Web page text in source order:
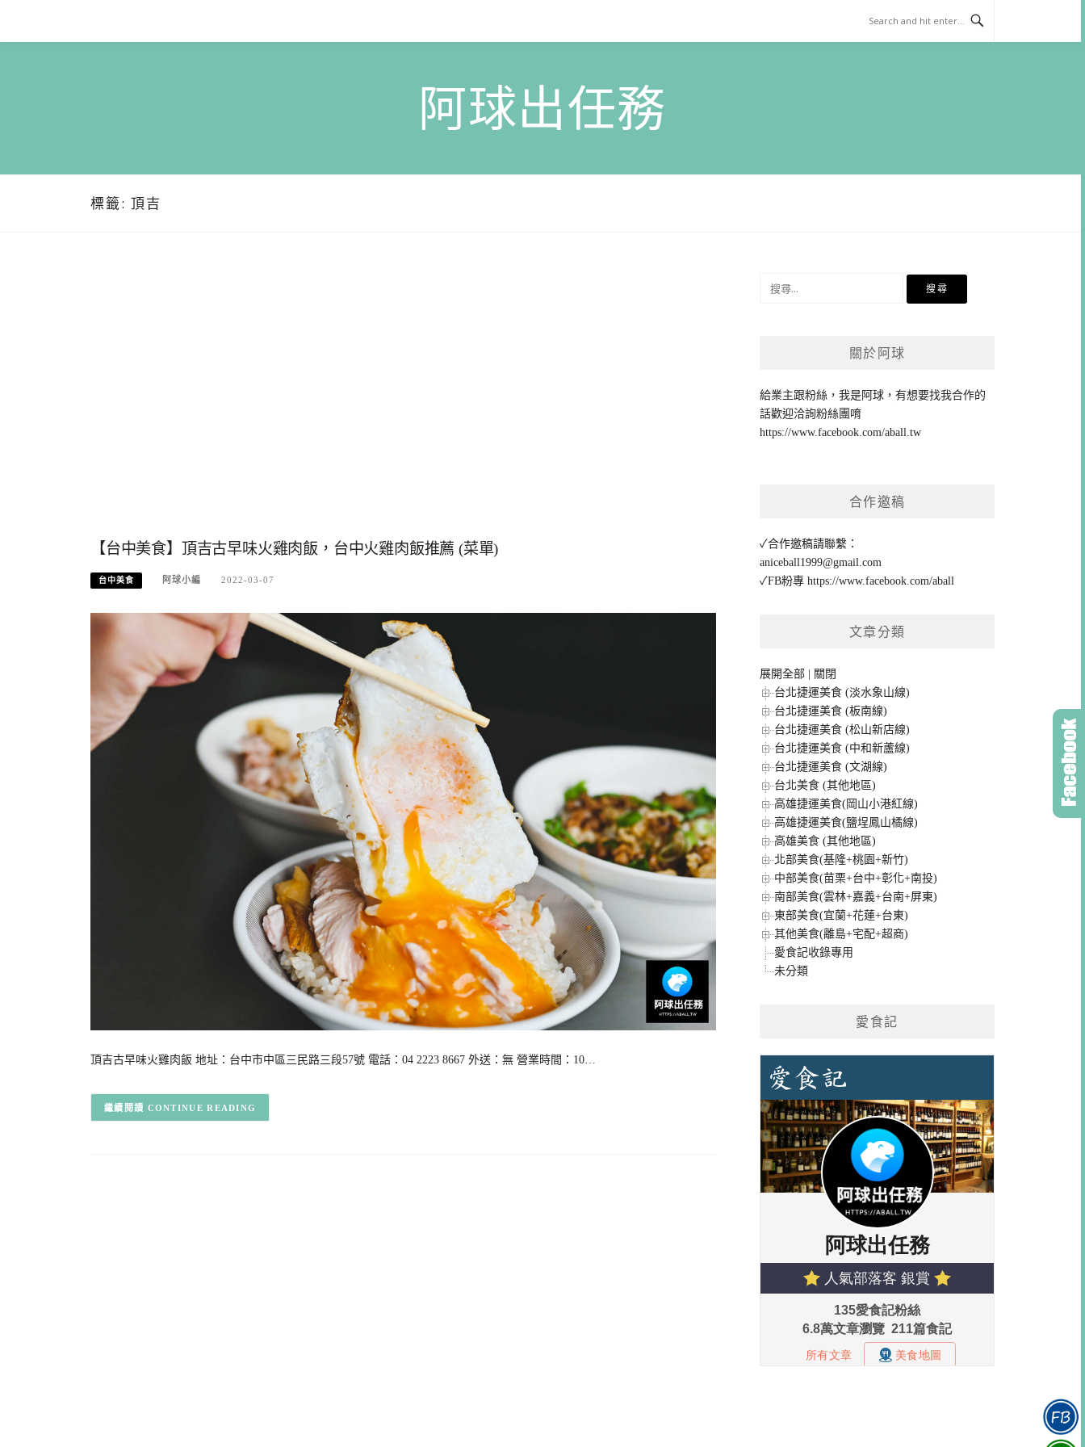
content
阿球出任務
標籤: 頂吉
【台中美食】頂吉古早味火雞肉飯，台中火雞肉飯推薦 (菜單)
台中美食 阿球小編 2022-03-07
頂吉古早味火雞肉飯 地址：台中市中區三民路三段57號 電話：04 2223 8667 外送：無 營業時間：10…
CONTINUE READING
關於阿球
給業主跟粉絲，我是阿球，有想要找我合作的
話歡迎洽詢粉絲團唷
https://www.facebook.com/aball.tw
合作邀稿
✓合作邀稿請聯繫：
aniceball1999@gmail.com
✓FB粉專https://www.facebook.com/aball
文章分類
展開全部
關閉
台北捷運美食 (淡水象山線)
台北捷運美食 (板南線)
台北捷運美食 (松山新店線)
台北捷運美食 (中和新蘆線)
台北捷運美食 (文湖線)
台北美食 (其他地區)
高雄捷運美食(岡山小港紅線)
高雄捷運美食(鹽埕鳳山橘線)
高雄美食 (其他地區)
北部美食(基隆+桃園+新竹)
中部美食(苗栗+台中+彰化+南投)
南部美食(雲林+嘉義+台南+屏東)
東部美食(宜蘭+花蓮+台東)
其他美食(離島+宅配+超商)
愛食記收錄專用
未分類
愛食記